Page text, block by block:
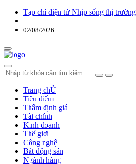
Tạp chí điện tử Nhịp sống thị trường
|
02/08/2026
Trang chỦ
Tiêu điểm
Thẩm định giá
Tài chính
Kinh doanh
Thế giới
Công nghệ
Bất động sản
Ngành hàng